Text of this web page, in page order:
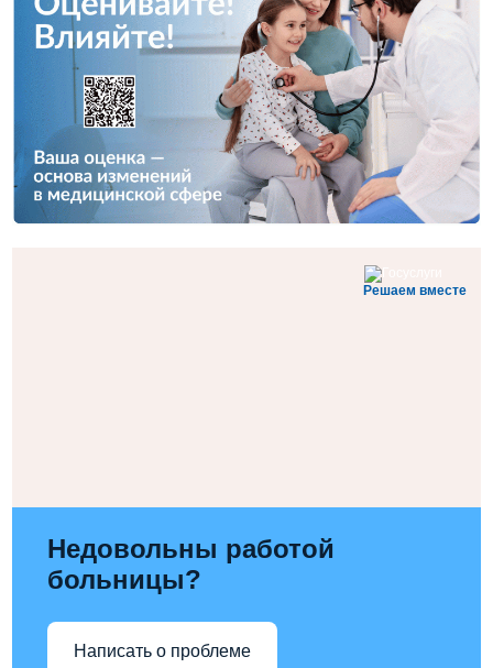
Решаем вместе
Недовольны работой
больницы?
Написать о проблеме